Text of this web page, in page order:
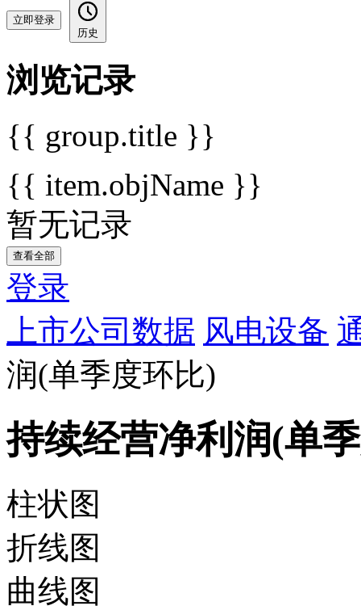
立即登录
历史
浏览记录
{{ group.title }}
{{ item.objName }}
暂无记录
查看全部
登录
上市公司数据 风电设备
润(单季度环比)
持续经营净利润(单
柱状图
折线图
曲线图